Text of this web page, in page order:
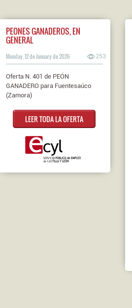
PEONES GANADEROS, EN
GENERAL
Monday, 12 de January de 2026 253
Oferta N. 401 de PEÓN
GANADERO para Fuentesaúco
(Zamora)
LEER TODA LA OFERTA